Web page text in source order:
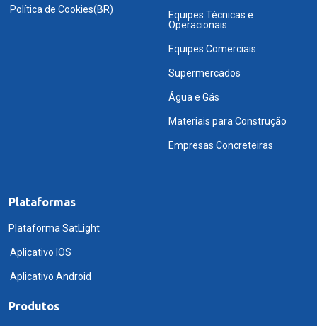
Política de Cookies(BR)
Equipes Técnicas e
Operacionais
Equipes Comerciais
Supermercados
Água e Gás
Materiais para Construção
Empresas Concreteiras
Plataformas
Plataforma SatLight
Aplicativo IOS
Aplicativo Android
Produtos